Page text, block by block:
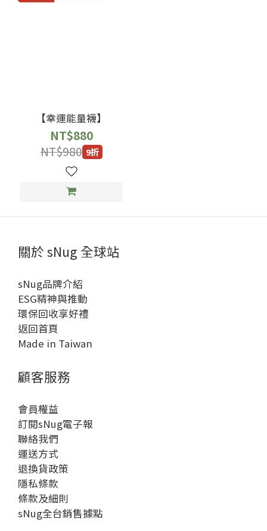
【幸運能量襪】
NT$880
NT$980 9折
關於 sNug 全球站
sNug品牌介紹
ESG精神與推動
環保回收享好禮
返回首頁
Made in Taiwan
顧客服務
會員權益
訂閱sNug電子報
聯絡我們
運送方式
退換貨政策
隱私條款
條款及細則
sNug全台銷售據點